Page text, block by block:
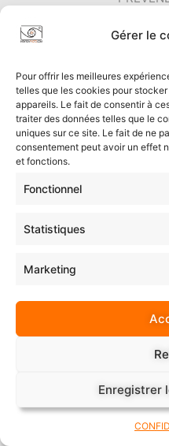
Gérer le
Pour offrir les meilleures
telles que les cookies pour
appareils. Le fait de consentir à
traiter des données telles que le
uniques sur ce site. Le fait de ne
consentement peut avoir un effet
et fonctions.
Fonctionnel
Statistiques
Marketing
Enregistrer
TOUS
RECEVOIR
Vous
apprendre la
découvrant